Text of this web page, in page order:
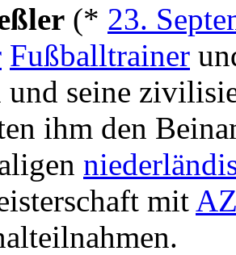
(* 23.
Fußballtrainer
seine
ihm den
mit